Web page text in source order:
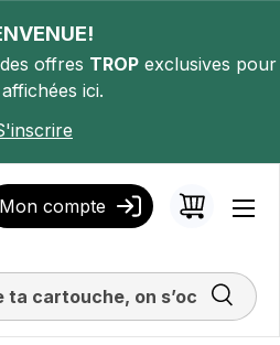
offres TROPexclusives pour
ici.
Mon compte
Panier